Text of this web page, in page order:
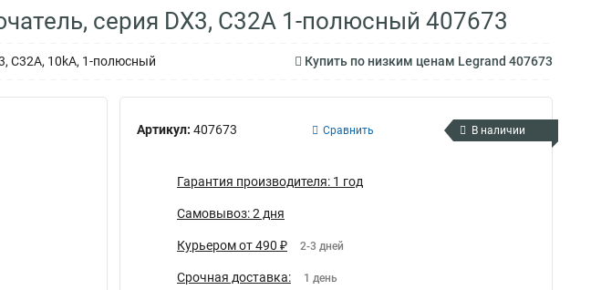
серия DX3, С32A 1-полюсный 407673
С32A, 10kA, 1-полюсный Купить по низким ценам Legrand 407673
Артикул: 407673 Сравнить В наличии
Гарантия производителя: 1 год
Самовывоз: 2 дня
Курьером от 490 ₽ 2-3 дней
Срочная доставка: 1 день